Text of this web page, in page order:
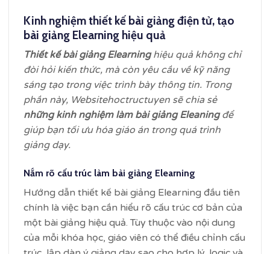
Kinh nghiệm thiết kế bài giảng điện tử, tạo
bài giảng Elearning hiệu quả
Thiết kế bài giảng Elearninghiệu quả không chỉ
đòi hỏi kiến thức, mà còn yêu cầu về kỹ năng
sáng tạo trong việc trình bày thông tin. Trong
phần này, Websitehoctructuyen sẽ chia sẻ
những kinh nghiệm làm bài giảng Eleaningđể
giúp bạn tối ưu hóa giáo án trong quá trình
giảng dạy.
Nắm rõ cấu trúc làm bài giảng Elearning
Hướng dẫn thiết kế bài giảng Elearning đầu tiên
chính là việc bạn cần hiểu rõ cấu trúc cơ bản của
một bài giảng hiệu quả. Tùy thuộc vào nội dung
của mỗi khóa học, giáo viên có thể điều chỉnh cấu